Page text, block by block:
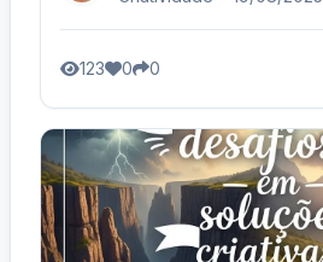
123 0 0